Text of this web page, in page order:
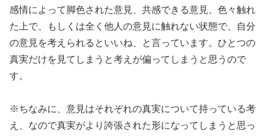
感情によって脚色された意見、共感できる意見、色々触れ
た上で、もしくは全く他人の意見に触れない状態で、自分
の意見を考えられるといいね、と言っています。ひとつの
真実だけを見てしまうと考えが偏ってしまうと思うので
す。
※ちなみに、意見はそれぞれの真実について持っている考
え、なので真実がより誇張された形になってしまうと思っ